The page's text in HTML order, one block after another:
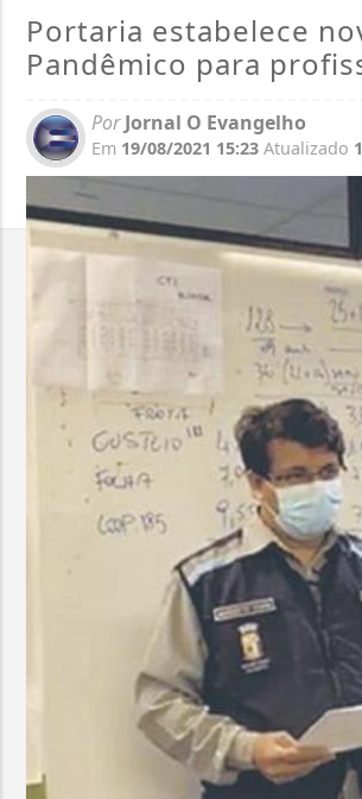
Portaria estabelece
Pandêmico para
PorJornal O Evangelho
Em 19/08/2021 15:23 Atualizado